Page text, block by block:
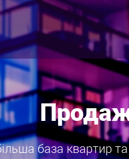
база Львова -